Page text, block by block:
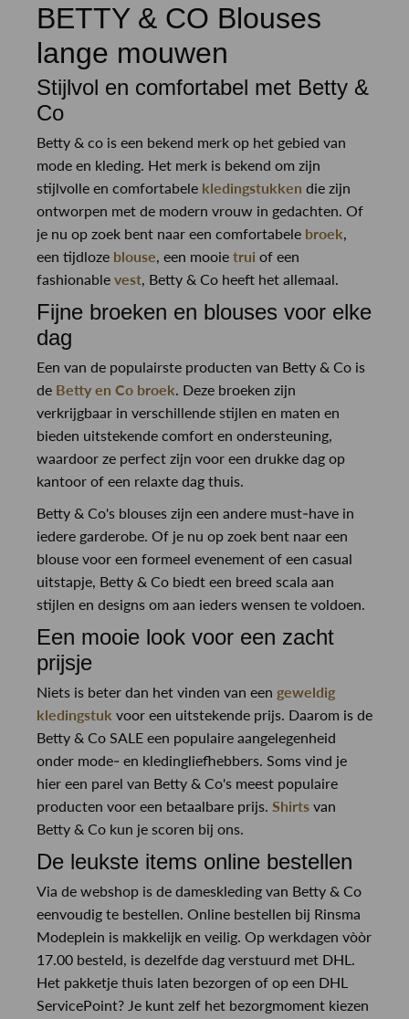
BETTY & CO Blouses
lange mouwen
Stijlvol en comfortabel met Betty &
Co
Betty & co is een bekend merk op het gebied van
mode en kleding. Het merk is bekend om zijn
stijlvolle en comfortabele kledingstukken die zijn
ontworpen met de modern vrouw in gedachten. Of
je nu op zoek bent naar een comfortabele broek
een tijdloze blouse , een mooie trui of een
fashionable vest , Betty & Co heeft het allemaal.
Fijne broeken en blouses voor elke
dag
Een van de populairste producten van Betty & Co is
de Betty en Co broek . Deze broeken zijn
verkrijgbaar in verschillende stijlen en maten en
bieden uitstekende comfort en ondersteuning,
waardoor ze perfect zijn voor een drukke dag op
kantoor of een relaxte dag thuis.
Betty & Co's blouses zijn een andere must-have in
iedere garderobe. Of je nu op zoek bent naar een
blouse voor een formeel evenement of een casual
uitstapje, Betty & Co biedt een breed scala aan
stijlen en designs om aan ieders wensen te voldoen.
Een mooie look voor een zacht
prijsje
Niets is beter dan het vinden van een geweldig
kledingstuk voor een uitstekende prijs. Daarom is de
Betty & Co SALE een populaire aangelegenheid
onder mode- en kledingliefhebbers. Soms vind je
hier een parel van Betty & Co's meest populaire
producten voor een betaalbare prijs. Shirts van
Betty & Co kun je scoren bij ons.
De leukste items online bestellen
Via de webshop is de dameskleding van Betty & Co
eenvoudig te bestellen. Online bestellen bij Rinsma
Modeplein is makkelijk en veilig. Op werkdagen vòòr
17.00 besteld, is dezelfde dag verstuurd met DHL.
Het pakketje thuis laten bezorgen of op een DHL
ServicePoint? Je kunt zelf het bezorgmoment kiezen